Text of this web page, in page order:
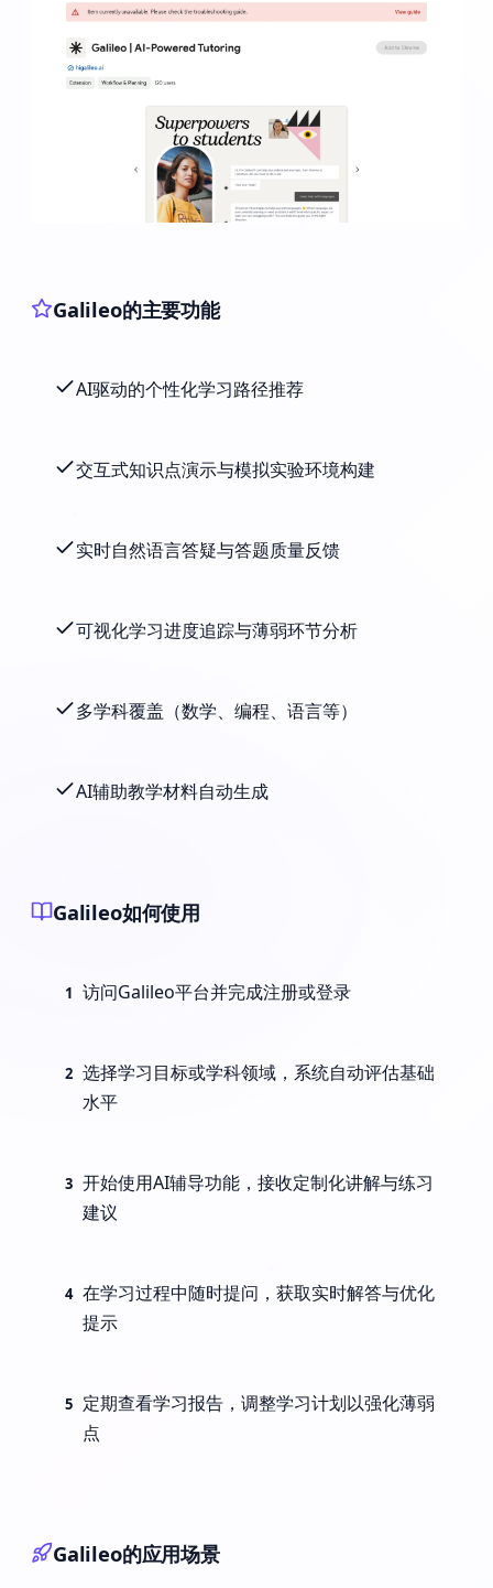
Galileo的主要功能
AI驱动的个性化学习路径推荐
交互式知识点演示与模拟实验环境构建
实时自然语言答疑与答题质量反馈
可视化学习进度追踪与薄弱环节分析
多学科覆盖（数学、编程、语言等）
AI辅助教学材料自动生成
Galileo如何使用
1 访问Galileo平台并完成注册或登录
2 选择学习目标或学科领域，系统自动评估基础
水平
3 开始使用AI辅导功能，接收定制化讲解与练习
建议
4 在学习过程中随时提问，获取实时解答与优化
提示
5 定期查看学习报告，调整学习计划以强化薄弱
点
Galileo的应用场景